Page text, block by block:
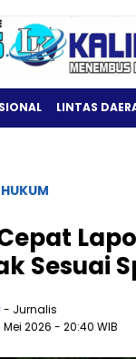
LINTAS
Sesuai
- Jurnalis
2026 - 20:40 WIB